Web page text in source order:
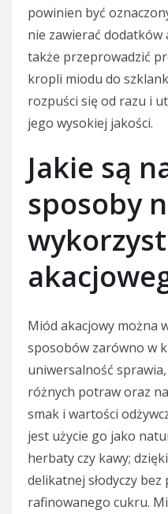
powinien być
nie zawierać
także przeprowadzić
kropli miodu do
rozpuści się od razu i
jego wysokiej jakości.
Jakie są
sposoby
Miód akacjowy można
sposobów zarówno w
uniwersalność
różnych potraw oraz
smak i wartości
jest użycie go jako
herbaty czy kawy;
delikatnej słodyczy
rafinowanego cukru.